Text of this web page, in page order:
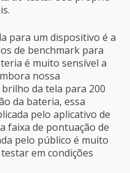
para um dispositivo é a
de benchmark para
é muito sensível a
nossa
da tela para 200
da bateria, essa
pelo aplicativo de
faixa de pontuação de
pelo público é muito
em condições